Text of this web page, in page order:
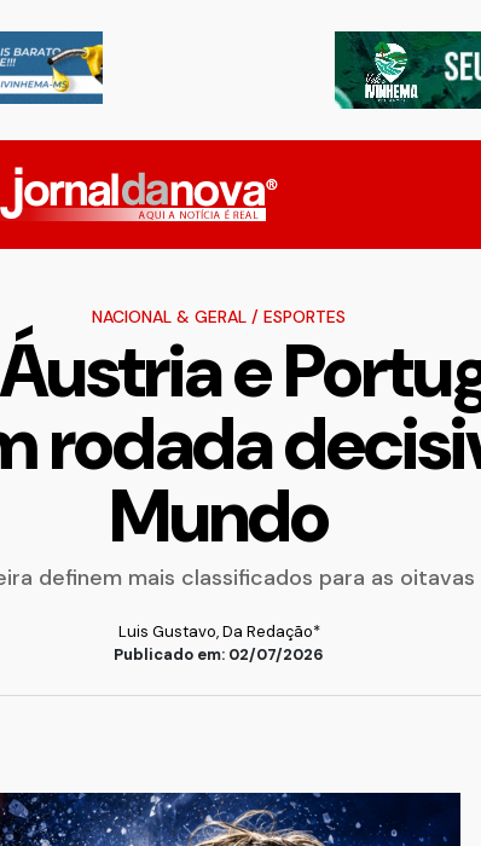
NACIONAL & GERAL / ESPORTES
e
rodada
Mundo
definem mais classificados para as
Luis Gustavo, Da Redação*
Publicado em: 02/07/2026